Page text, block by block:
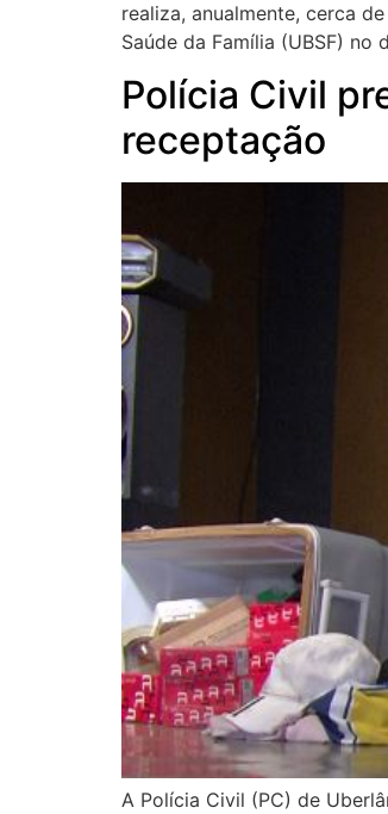
realiza, anualmente, cerca
Saúde da Família (UBSF)
Polícia Civil
receptação
A Polícia Civil (PC) de